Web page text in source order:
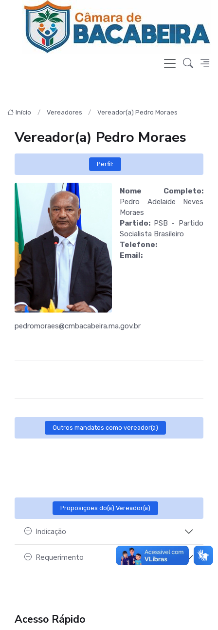
Início Vereadores Vereador(a) Pedro Moraes
Vereador(a) Pedro Moraes
Perfil:
Nome Completo:
Pedro Adelaide Neves
Moraes
Partido: PSB - Partido
Socialista Brasileiro
Telefone:
Email:
pedromoraes@cmbacabeira.ma.gov.br
Outros mandatos como vereador(a)
Proposições do(a) Vereador(a)
Indicação
Requerimento
Acesso Rápido